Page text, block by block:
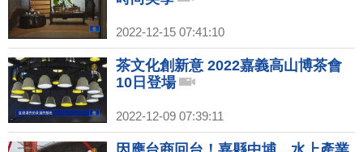
2022-12-15 07:41:10
茶文化創新意 2022嘉義高山博茶會
10日登場
2022-12-09 07:39:11